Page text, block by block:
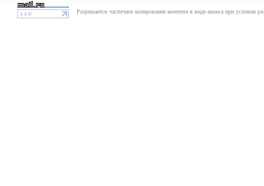
Разрешается частичное копирование контента в виде анонса при условии